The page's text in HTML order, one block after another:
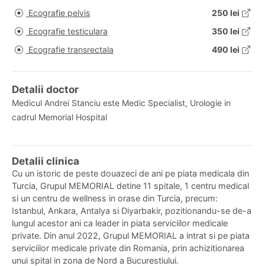
Ecografie pelvis
250 lei
Ecografie testiculara
350 lei
Ecografie transrectala
490 lei
Detalii doctor
Medicul Andrei Stanciu este Medic Specialist, Urologie in
cadrul Memorial Hospital
Detalii clinica
Cu un istoric de peste douazeci de ani pe piata medicala din
Turcia, Grupul MEMORIAL detine 11 spitale, 1 centru medical
si un centru de wellness in orase din Turcia, precum:
Istanbul, Ankara, Antalya si Diyarbakir, pozitionandu-se de-a
lungul acestor ani ca leader in piata serviciilor medicale
private. Din anul 2022, Grupul MEMORIAL a intrat si pe piata
serviciilor medicale private din Romania, prin achizitionarea
unui spital in zona de Nord a Bucurestiului.